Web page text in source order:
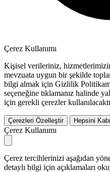
Çerez Kullanımı
Kişisel verileriniz,
mevzuata uygun bir şekilde
bilgi almak için Gizlilik
seçeneğine tıklamanız halinde
için gerekli çerezler
Çerezleri Özelleştir Hepsini
Çerez Kullanımı
Çerez tercihlerinizi aşağıdan
detaylı bilgi için açıklamaları